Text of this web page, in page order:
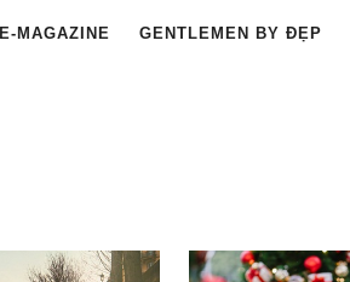
E-MAGAZINE GENTLEMEN BY ĐẸP